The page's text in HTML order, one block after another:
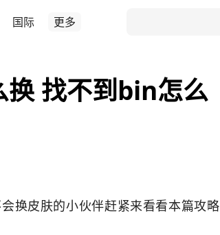
国际 更多
换 找不到bin怎么
换皮肤的小伙伴赶紧来看看本篇攻略